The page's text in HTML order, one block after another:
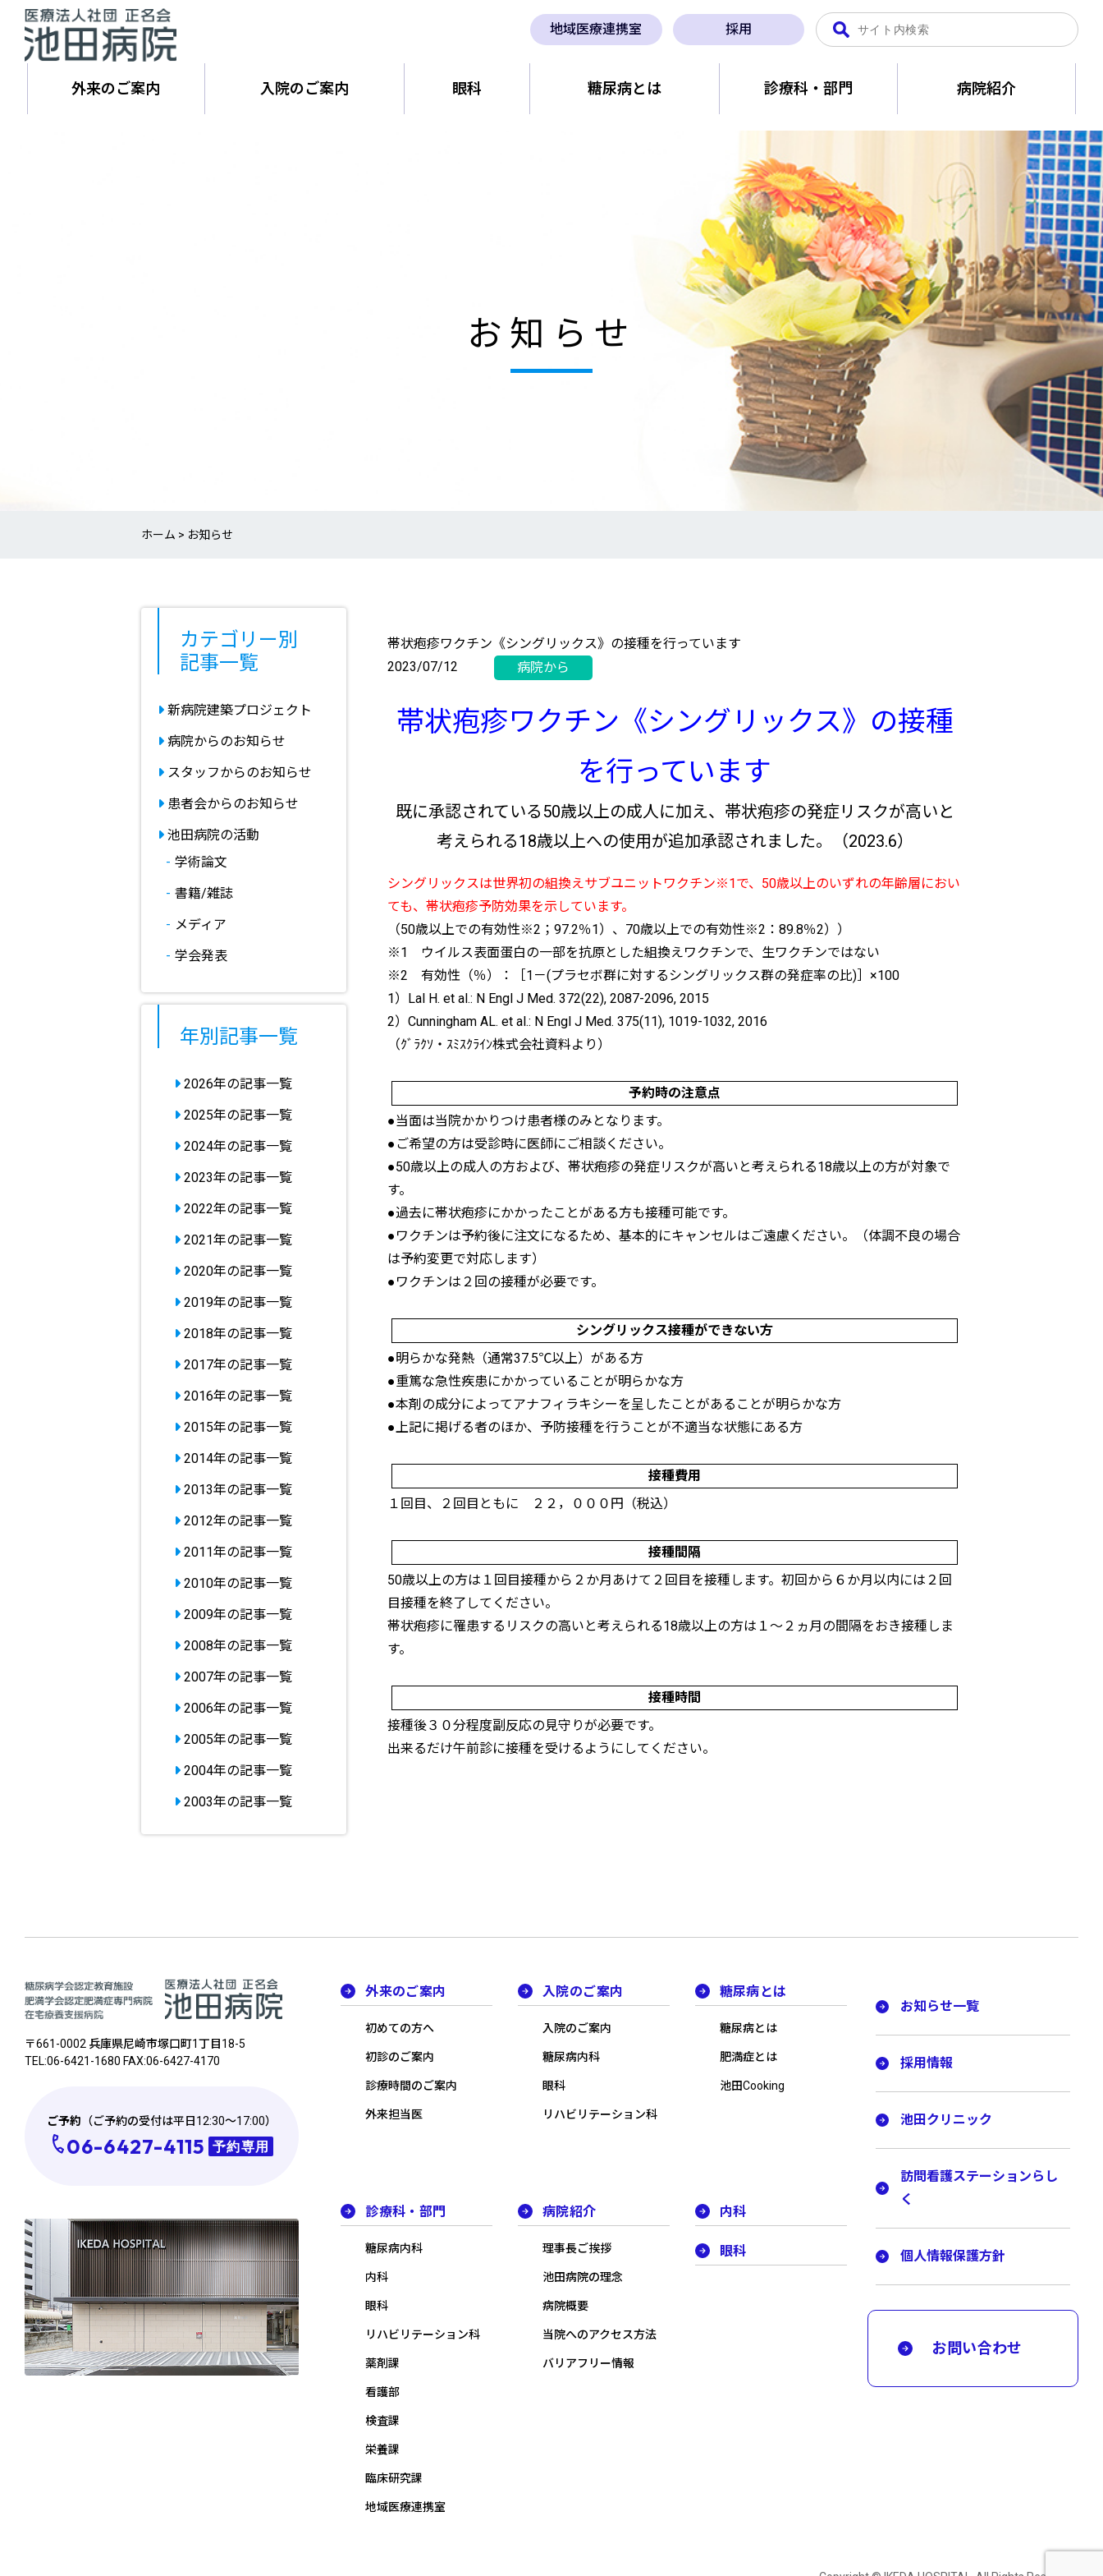
地域医療連携室 採用
外来のご案内 入院のご案内 眼科 糖尿病とは 診療科・部門 病院紹介
お知らせ
ホーム お知らせ
カテゴリー別
記事一覧
新病院建築プロジェクト
病院からのお知らせ
スタッフからのお知らせ
患者会からのお知らせ
池田病院の活動
学術論文
書籍/雑誌
メディア
学会発表
年別記事一覧
2026年の記事一覧
2025年の記事一覧
2024年の記事一覧
2023年の記事一覧
2022年の記事一覧
2021年の記事一覧
2020年の記事一覧
2019年の記事一覧
2018年の記事一覧
2017年の記事一覧
2016年の記事一覧
2015年の記事一覧
2014年の記事一覧
2013年の記事一覧
2012年の記事一覧
2011年の記事一覧
2010年の記事一覧
2009年の記事一覧
2008年の記事一覧
2007年の記事一覧
2006年の記事一覧
2005年の記事一覧
2004年の記事一覧
2003年の記事一覧
帯状疱疹ワクチン《シングリックス》の接種を行っています
2023/07/12
帯状疱疹ワクチン《シングリックス》の接種
を行っています
既に承認されている50歳以上の成人に加え、帯状疱疹の発症リスクが高いと
考えられる18歳以上への使用が追加承認されました。（2023.6）
シングリックスは世界初の組換えサブユニットワクチン※1で、50歳以上のいずれの年齢層におい
ても、帯状疱疹予防効果を示しています。
（50歳以上での有効性※2；97.2％1）、70歳以上での有効性※2：89.8％2））
※1 ウイルス表面蛋白の一部を抗原とした組換えワクチンで、生ワクチンではない
※2 有効性（％）：［1－(プラセボ群に対するシングリックス群の発症率の比)］×100
1）Lal H. et al.: N Engl J Med. 372(22), 2087-2096, 2015
2）Cunningham AL. et al.: N Engl J Med. 375(11), 1019-1032, 2016
（ｸﾞﾗｸｿ・ｽﾐｽｸﾗｲﾝ株式会社資料より）
予約時の注意点
●当面は当院かかりつけ患者様のみとなります。
●ご希望の方は受診時に医師にご相談ください。
●50歳以上の成人の方および、帯状疱疹の発症リスクが高いと考えられる18歳以上の方が対象で
す。
●過去に帯状疱疹にかかったことがある方も接種可能です。
●ワクチンは予約後に注文になるため、基本的にキャンセルはご遠慮ください。（体調不良の場合
は予約変更で対応します）
●ワクチンは２回の接種が必要です。
シングリックス接種ができない方
●明らかな発熱（通常37.5℃以上）がある方
●重篤な急性疾患にかかっていることが明らかな方
●本剤の成分によってアナフィラキシーを呈したことがあることが明らかな方
●上記に掲げる者のほか、予防接種を行うことが不適当な状態にある方
接種費用
１回目、２回目ともに ２２，０００円（税込）
接種間隔
50歳以上の方は１回目接種から２か月あけて２回目を接種します。初回から６か月以内には２回
目接種を終了してください。
帯状疱疹に罹患するリスクの高いと考えられる18歳以上の方は１～２ヵ月の間隔をおき接種しま
す。
接種時間
接種後３０分程度副反応の見守りが必要です。
出来るだけ午前診に接種を受けるようにしてください。
〒661-0002 兵庫県尼崎市塚⼝町1丁⽬18-5
TEL:06-6421-1680 FAX:06-6427-4170
ご予約 （ご予約の受付は平日12:30～17:00）
06-6427-4115 予約専用
外来のご案内
初めての方へ
初診のご案内
診療時間のご案内
外来担当医
入院のご案内
入院のご案内
糖尿病内科
眼科
リハビリテーション科
糖尿病とは
糖尿病とは
肥満症とは
池田Cooking
診療科・部門
糖尿病内科
内科
眼科
リハビリテーション科
薬剤課
看護部
検査課
栄養課
臨床研究課
地域医療連携室
病院紹介
理事長ご挨拶
池田病院の理念
病院概要
当院へのアクセス方法
バリアフリー情報
内科
眼科
お知らせ一覧
採用情報
池田クリニック
訪問看護ステーションらし
く
個人情報保護方針
お問い合わせ